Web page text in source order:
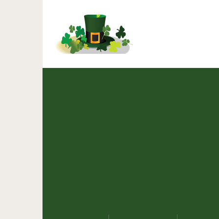
Жду в субботу твоих